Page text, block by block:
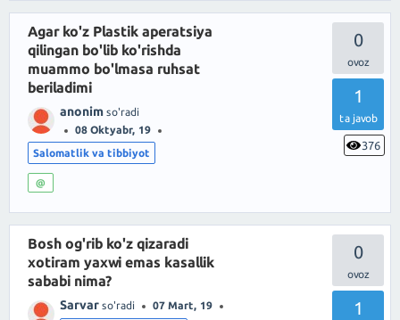
0
1
ta javob
376
Agar ko'z Plastik aperatsiya
qilingan bo'lib ko'rishda
muammo bo'lmasa ruhsat
beriladimi
anonim so'radi
08 Oktyabr, 19
Salomatlik va tibbiyot
@
0
1
Bosh og'rib ko'z qizaradi
xotiram yaxwi emas kasallik
sababi nima?
Sarvar so'radi 07 Mart, 19